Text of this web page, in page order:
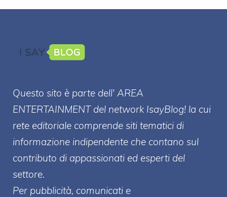
Questo sito è parte dell' AREA
ENTERTAINMENT del network IsayBlog! la cui
rete editoriale comprende siti tematici di
informazione indipendente che contano sul
contributo di appassionati ed esperti del
settore.
Per pubblicità, comunicati e